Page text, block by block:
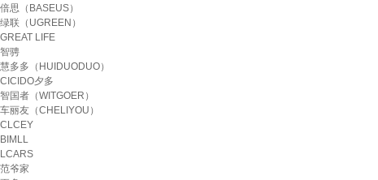
倍思（BASEUS）
绿联（UGREEN）
GREAT LIFE
智骋
慧多多（HUIDUODUO）
CICIDO夕多
智国者（WITGOER）
车丽友（CHELIYOU）
CLCEY
BIMLL
LCARS
范爷家